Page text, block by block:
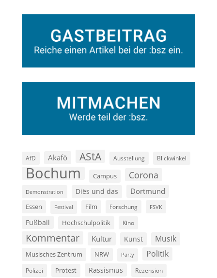
AfD Akafö AStA Ausstellung Blickwinkel
Bochum Campus Corona
Demonstration Diës und das Dortmund
Essen Festival Film Forschung FSVK
Fußball Hochschulpolitik Kino
Kommentar Kultur Kunst Musik
Musisches Zentrum NRW Party Politik
Polizei Protest Rassismus Rezension